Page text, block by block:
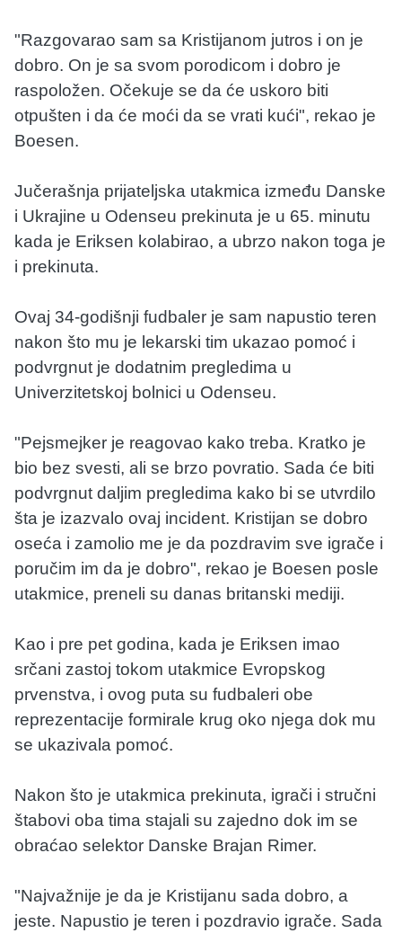
"Razgovarao sam sa Kristijanom jutros i on je
dobro. On je sa svom porodicom i dobro je
raspoložen. Očekuje se da će uskoro biti
otpušten i da će moći da se vrati kući", rekao je
Boesen.
Jučerašnja prijateljska utakmica između Danske
i Ukrajine u Odenseu prekinuta je u 65. minutu
kada je Eriksen kolabirao, a ubrzo nakon toga je
i prekinuta.
Ovaj 34-godišnji fudbaler je sam napustio teren
nakon što mu je lekarski tim ukazao pomoć i
podvrgnut je dodatnim pregledima u
Univerzitetskoj bolnici u Odenseu.
"Pejsmejker je reagovao kako treba. Kratko je
bio bez svesti, ali se brzo povratio. Sada će biti
podvrgnut daljim pregledima kako bi se utvrdilo
šta je izazvalo ovaj incident. Kristijan se dobro
oseća i zamolio me je da pozdravim sve igrače i
poručim im da je dobro", rekao je Boesen posle
utakmice, preneli su danas britanski mediji.
Kao i pre pet godina, kada je Eriksen imao
srčani zastoj tokom utakmice Evropskog
prvenstva, i ovog puta su fudbaleri obe
reprezentacije formirale krug oko njega dok mu
se ukazivala pomoć.
Nakon što je utakmica prekinuta, igrači i stručni
štabovi oba tima stajali su zajedno dok im se
obraćao selektor Danske Brajan Rimer.
"Najvažnije je da je Kristijanu sada dobro, a
jeste. Napustio je teren i pozdravio igrače. Sada